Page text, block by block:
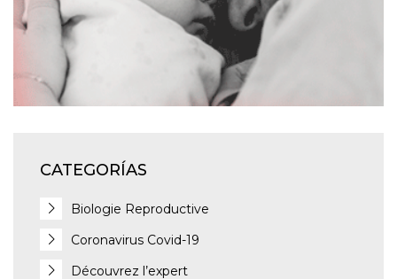
CATEGORÍAS
Biologie Reproductive
Coronavirus Covid-19
Découvrez l’expert